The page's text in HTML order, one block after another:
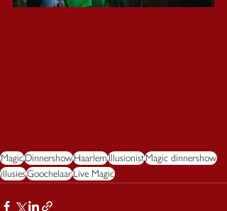
MagicDinnershowHaarlemIllusionistMagic dinnershow
illusiesGoochelaarLive Magic